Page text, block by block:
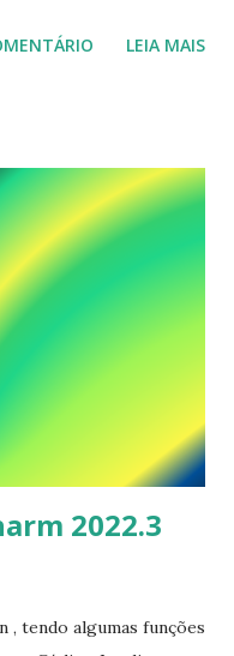
é até mesmo possível
ppa:ppsspp/stable $
install ppsspp
LEIA MAIS
2022.3
, tendo algumas funções